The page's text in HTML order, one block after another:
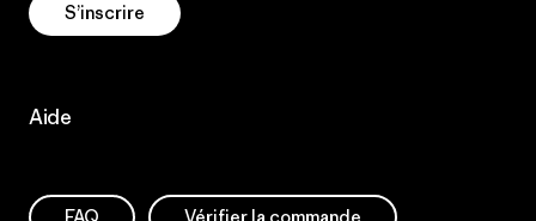
S’inscrire
Aide